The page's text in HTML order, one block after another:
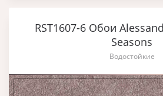
RST1607-6 Обои
Seasons
Водостойкие